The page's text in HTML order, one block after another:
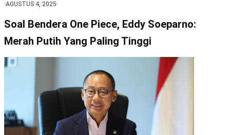
·AGUSTUS 4, 2025·
Soal Bendera One Piece, Eddy Soeparno:
Merah Putih Yang Paling Tinggi